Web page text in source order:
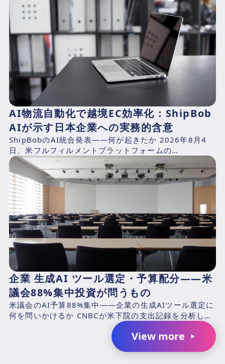
AI物流自動化で越境EC効率化：ShipBob
AIが示す日本企業への実務的含意
ShipBobのAI統合発表——何が起きたか 2026年8月4
日、米フルフィルメントプラットフォームの
ShipBob（本社：シカゴ、2014年創業、CEO：Dh...
企業 生成AI ツール選定・予算配分——米
議会88%集中投資が問うもの
米議会のAI予算88%集中——企業の生成AIツール選定に
何を問いかけるか CNBCが米下院の支出記録を分析した
結果、2025年4月1日〜2026年3月31日の期...
View more